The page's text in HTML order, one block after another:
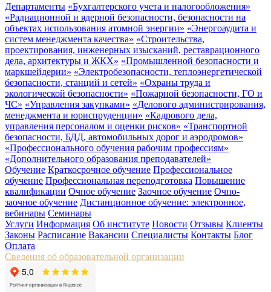
Департаменты «Бухгалтерского учета и налогообложения»
«Радиационной и ядерной безопасности, безопасности на
объектах использования атомной энергии» «Энергоаудита и
систем менеджмента качества» «Строительства,
проектирования, инженерных изысканий, реставрационного
дела, архитектуры и ЖКХ» «Промышленной безопасности и
маркшейдерии» «Электробезопасности, теплоэнергетической
безопасности, станций и сетей» «Охраны труда и
экологической безопасности» «Пожарной безопасности, ГО и
ЧС» «Управления закупками» «Делового администрирования,
менеджмента и юриспруденции» «Кадрового дела,
управления персоналом и оценки рисков» «Транспортной
безопасности, БДД, автомобильных дорог и аэродромов»
«Профессионального обучения рабочим профессиям»
«Дополнительного образования преподавателей»
Обучение Краткосрочное обучение Профессиональное
обучение Профессиональная переподготовка Повышение
квалификации Очное обучение Заочное обучение Очно-
заочное обучение Дистанционное обучение: электронное,
вебинары Семинары
Услуги Информация Об институте Новости Отзывы Клиенты
Законы Расписание Вакансии Специалисты Контакты Блог
Оплата
Сведения об образовательной организации